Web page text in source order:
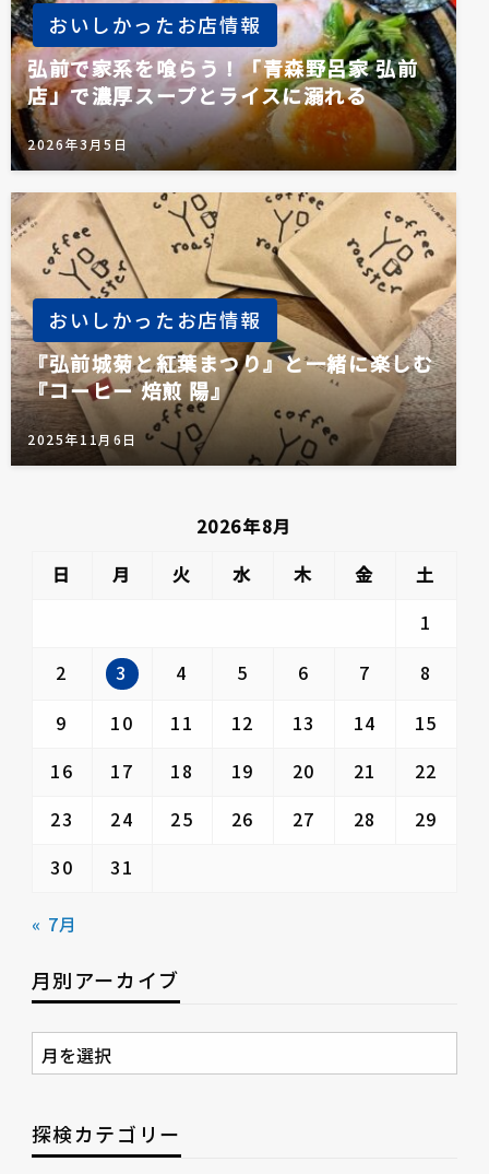
おいしかったお店情報
弘前で家系を喰らう！「青森野呂家 弘前
店」で濃厚スープとライスに溺れる
2026年3月5日
おいしかったお店情報
『弘前城菊と紅葉まつり』と一緒に楽しむ
『コーヒー 焙煎 陽』
2025年11月6日
2026年8月
日
月 火 水 木 金
土
1
2
3 4 5 6 7
8
9
10 11 12 13 14
15
16
17 18 19 20 21
22
23
24 25 26 27 28
29
30
31
« 7月
月別アーカイブ
月
別
ー
カ
探検カテゴリー